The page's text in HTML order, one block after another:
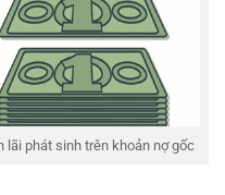
lãi phát sinh trên khoản nợ gốc